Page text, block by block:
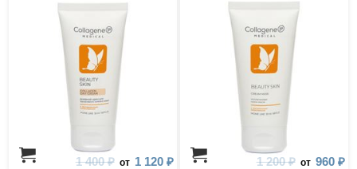
1 400 ₽ от 1 120 ₽ 1 200 ₽ от 960 ₽